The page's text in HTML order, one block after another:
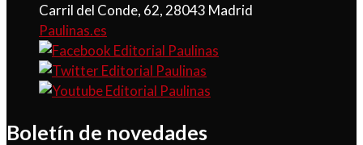
Carril del Conde, 62, 28043 Madrid
Paulinas.es
Boletín de novedades